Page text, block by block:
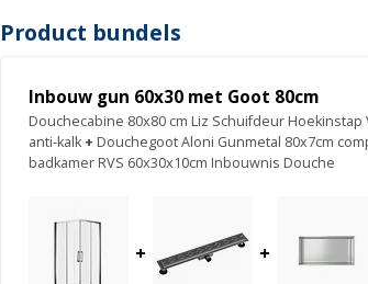
Product bundels
Inbouw gun 60x30 met Goot 80cm
Douchecabine 80x80 cm Liz Schuifdeur Hoekinstap
anti-kalk + Douchegoot Aloni Gunmetal 80x7cm
badkamer RVS 60x30x10cm Inbouwnis Douche
+ +